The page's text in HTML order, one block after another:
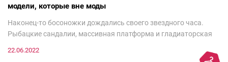
модели, которые вне моды
Наконец-то босоножки дождались своего звездного часа.
Рыбацкие сандалии, массивная платформа и гладиаторская
модно, совсем не обязательно бежать за ними в магазин.
22.06.2022